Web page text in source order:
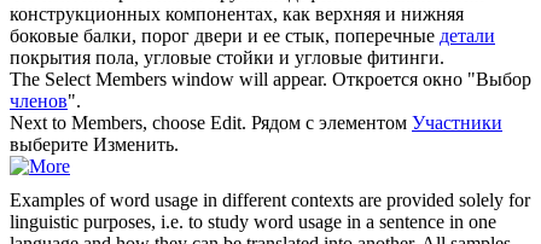
конструкционных компонентах, как верхняя и нижняя
боковые балки, порог двери и ее стык, поперечные детали
покрытия пола, угловые стойки и угловые фитинги.
The SelectMembers window will appear. Откроется окно "Выбор
членов".
Next to Members, choose Edit. Рядом с элементом Участники
выберите Изменить.
Examples of word usage in different contexts are provided solely for
linguistic purposes, i.e. to study word usage in a sentence in one